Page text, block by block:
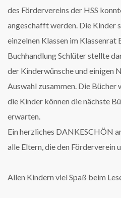
des Fördervereins der HSS
angeschafft werden. Die Kinder
einzelnen Klassen im Klassenrat
Buchhandlung Schlüter stellte
der Kinderwünsche und einigen
Auswahl zusammen. Die Bücher
die Kinder können die nächste
erwarten.
Ein herzliches DANKESCHÖN
alle Eltern, die den Förderverein
Allen Kindern viel Spaß beim